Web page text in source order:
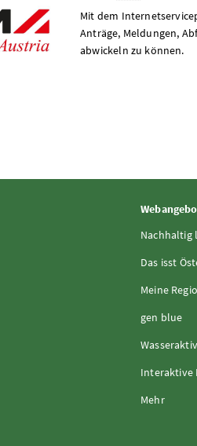
Mit dem
Anträge, Meldungen,
abwickeln zu können.
Nachhaltig
Das isst
Meine
gen blue
Wasseraktiv
Interaktive
Mehr